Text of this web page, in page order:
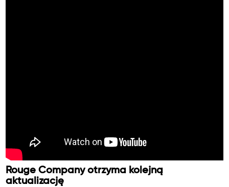
Rouge Company otrzyma kolejną
aktualizację